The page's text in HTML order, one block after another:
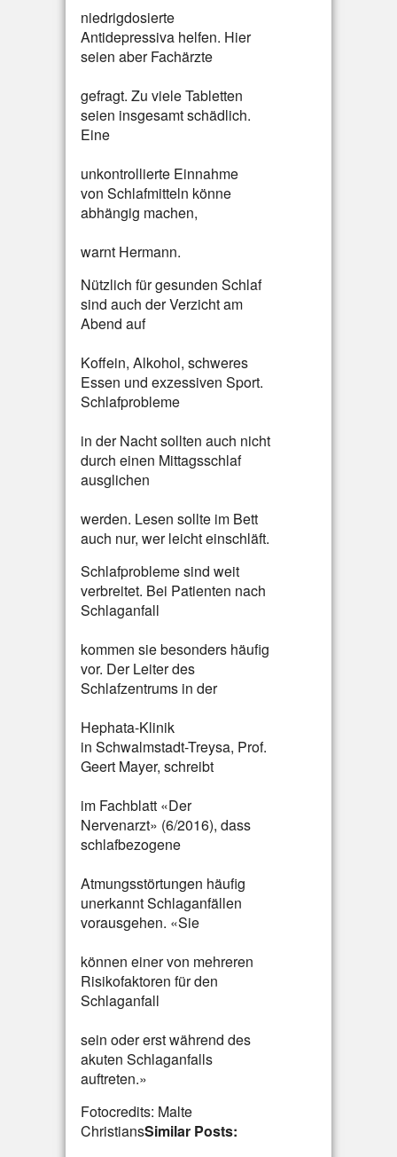
niedrigdosierte
Antidepressiva helfen. Hier
seien aber Fachärzte
gefragt. Zu viele Tabletten
seien insgesamt schädlich.
Eine
unkontrollierte Einnahme
von Schlafmitteln könne
abhängig machen,
warnt Hermann.
Nützlich für gesunden Schlaf
sind auch der Verzicht am
Abend auf
Koffein, Alkohol, schweres
Essen und exzessiven Sport.
Schlafprobleme
in der Nacht sollten auch nicht
durch einen Mittagsschlaf
ausglichen
werden. Lesen sollte im Bett
auch nur, wer leicht einschläft.
Schlafprobleme sind weit
verbreitet. Bei Patienten nach
Schlaganfall
kommen sie besonders häufig
vor. Der Leiter des
Schlafzentrums in der
Hephata-Klinik
in Schwalmstadt-Treysa, Prof.
Geert Mayer, schreibt
im Fachblatt «Der
Nervenarzt» (6/2016), dass
schlafbezogene
Atmungsstörtungen häufig
unerkannt Schlaganfällen
vorausgehen. «Sie
können einer von mehreren
Risikofaktoren für den
Schlaganfall
sein oder erst während des
akuten Schlaganfalls
auftreten.»
Fotocredits: Malte
ChristiansSimilar Posts: